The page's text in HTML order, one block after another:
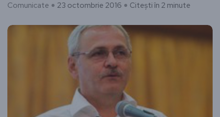
Comunicate
23 octombrie 2016 Citești în 2 minute